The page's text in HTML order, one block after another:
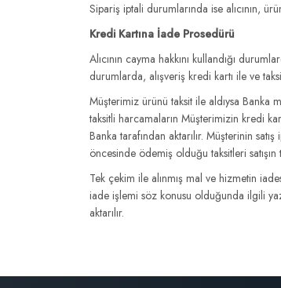
Sipariş iptali durumlarında ise alıcının,
Kredi Kartına İade Prosedürü
Alıcının cayma hakkını kullandığı
durumlarda, alışveriş kredi kartı ile ve
Müşterimiz ürünü taksit ile aldıysa Banka
taksitli harcamaların Müşterimizin kredi
Banka tarafından aktarılır. Müşterinin
öncesinde ödemiş olduğu taksitleri
Tek çekim ile alınmış mal ve hizmetin
iade işlemi söz konusu olduğunda ilgili
aktarılır.